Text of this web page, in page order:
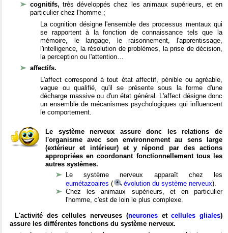
cognitifs,très développés chez les animaux supérieurs, et en
particulier chez l'homme ;
La cognition désigne l'ensemble des processus mentaux qui
se rapportent à la fonction de connaissance tels que la
mémoire, le langage, le raisonnement, l'apprentissage,
l'intelligence, la résolution de problèmes, la prise de décision,
la perception ou l'attention…
affectifs.
L'affect correspond à tout état affectif, pénible ou agréable,
vague ou qualifié, qu'il se présente sous la forme d'une
décharge massive ou d'un état général. L'affect désigne donc
un ensemble de mécanismes psychologiques qui influencent
le comportement.
Le système nerveux assure donc les relations de
l'organisme avec son environnement au sens large
(extérieur et intérieur) et y répond par des actions
appropriées en coordonant fonctionnellement tous les
autres systèmes.
Le système nerveux apparaît chez les
eumétazoaires ( évolution du système nerveux).
Chez les animaux supérieurs, et en particulier
l'homme, c'est de loin le plus complexe.
L'activité des cellules nerveuses (neuronesetcellules gliales)
assure les différentes fonctions du système nerveux.